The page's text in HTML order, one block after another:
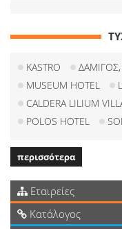
KASTRO ΔΑΜΙΓΟΣ,
MUSEUM HOTEL
CALDERA LILIUM
POLOS HOTEL
περισσότερα
Εταιρείες
Κατάλογος